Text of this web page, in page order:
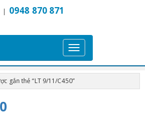
| 0948 870 871
T
o
g
g
gắn thẻ “LT 9/11/C450”